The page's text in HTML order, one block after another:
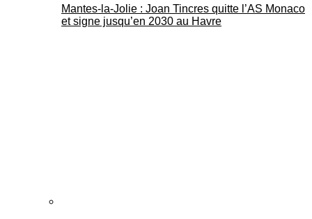
Mantes-la-Jolie : Joan Tincres quitte l’AS Monaco
et signe jusqu’en 2030 au Havre